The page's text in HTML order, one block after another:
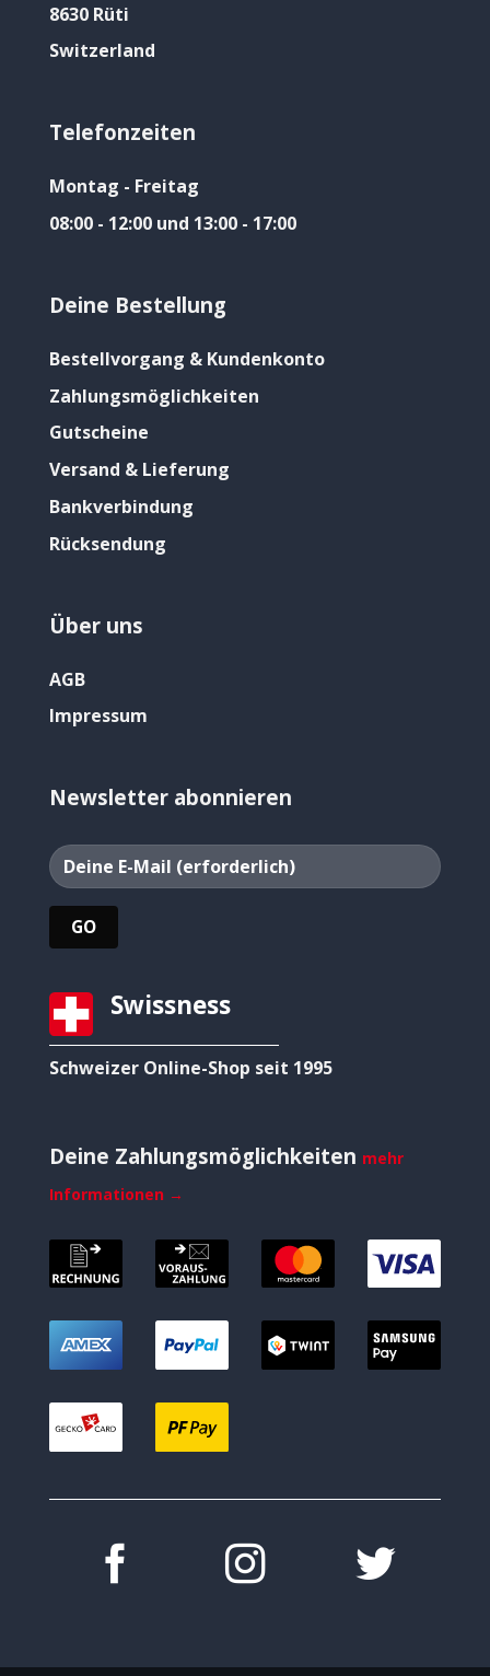
8630 Rüti
Switzerland
Telefonzeiten
Montag - Freitag
08:00 - 12:00 und 13:00 - 17:00
Deine Bestellung
Bestellvorgang & Kundenkonto
Zahlungsmöglichkeiten
Gutscheine
Versand & Lieferung
Bankverbindung
Rücksendung
Über uns
AGB
Impressum
Newsletter abonnieren
Swissness
Schweizer Online-Shop seit 1995
Deine Zahlungsmöglichkeiten mehr
Informationen →